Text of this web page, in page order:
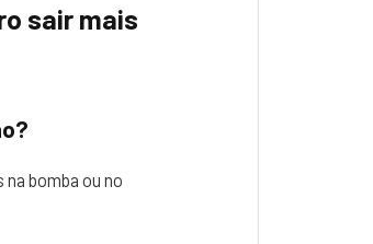
sair mais
bomba ou no